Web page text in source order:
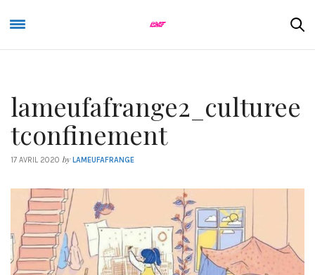
lameufafrange2_culturee
tconfinement
17 AVRIL 2020 by LAMEUFAFRANGE